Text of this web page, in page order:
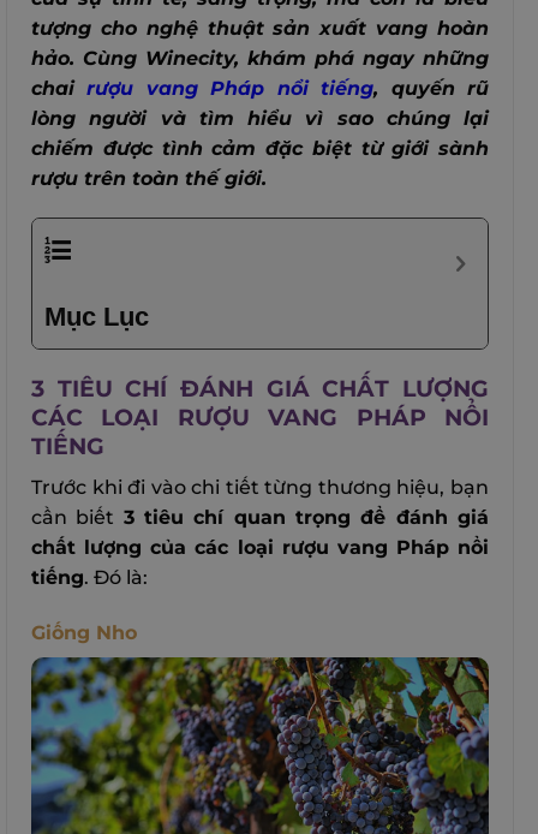
tượng cho nghệ thuật sản xuất vang hoàn
hảo. Cùng Winecity, khám phá ngay những
chairượu vang Pháp nổi tiếng, quyến rũ
lòng người và tìm hiểu vì sao chúng lại
chiếm được tình cảm đặc biệt từ giới sành
rượu trên toàn thế giới.
Mục Lục
3 TIÊU CHÍ ĐÁNH GIÁ CHẤT LƯỢNG
CÁC LOẠI RƯỢU VANG PHÁP NỔI
TIẾNG
Trước khi đi vào chi tiết từng thương hiệu, bạn
cần biết 3 tiêu chí quan trọng để đánh giá
chất lượng của các loại rượu vang Pháp nổi
tiếng. Đó là:
Giống Nho